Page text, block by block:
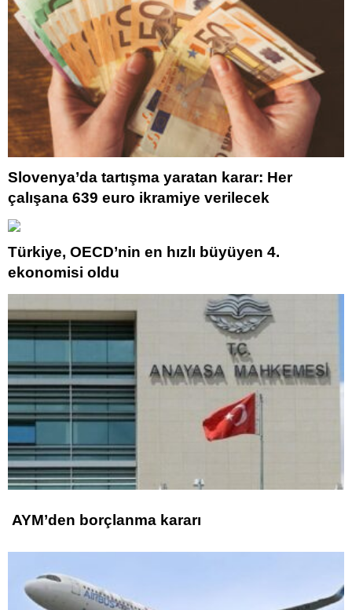
Slovenya’da tartışma yaratan karar: Her
çalışana 639 euro ikramiye verilecek
Türkiye, OECD’nin en hızlı büyüyen 4.
ekonomisi oldu
AYM’den borçlanma kararı